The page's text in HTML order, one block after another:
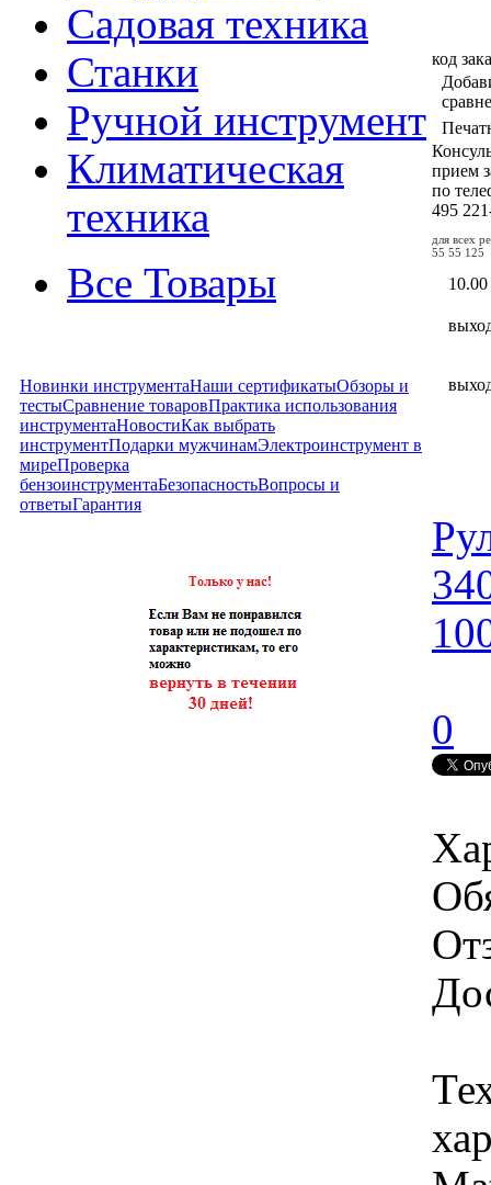
Садовая техника
Станки
Ручной инструмент
Климатическая
техника
Все Товары
Новинки инструментаНаши сертификатыОбзоры и
тестыСравнение товаровПрактика использования
инструментаНовостиКак выбрать
инструментПодарки мужчинамЭлектроинструмент в
миреПроверка
бензоинструментаБезопасностьВопросы и
ответыГарантия
код
прием
по
495
для всех
55 55 125
0